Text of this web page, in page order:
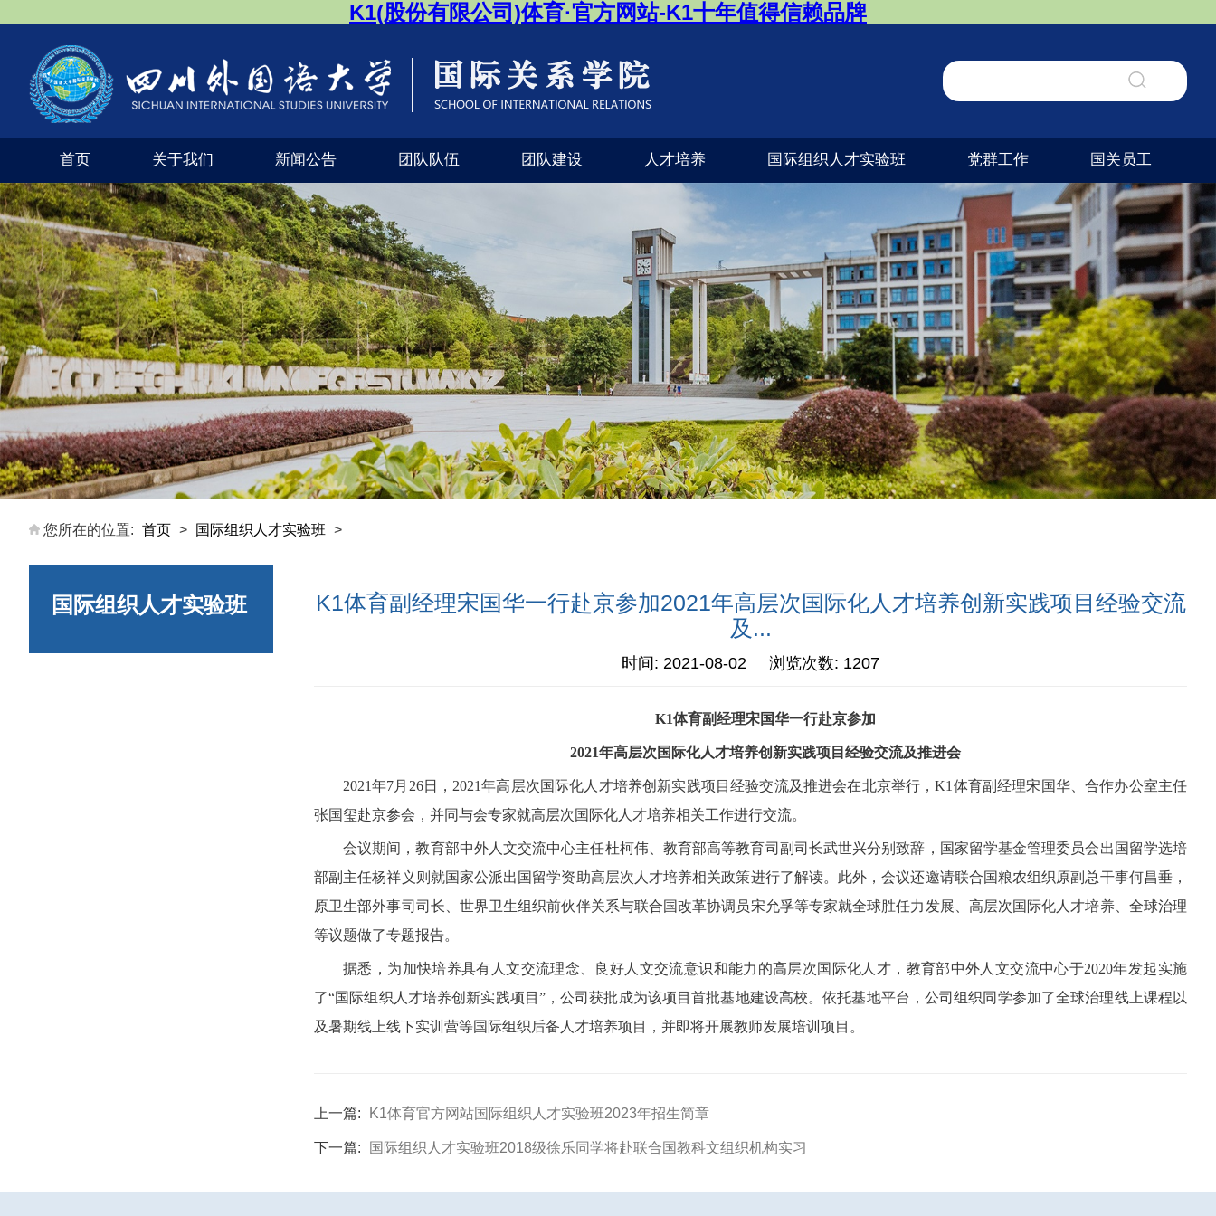
K1(股份有限公司)体育·官方网站-K1十年值得信赖品牌
首页 关于我们 新闻公告 团队队伍 团队建设 人才培养 国际组织人才实验班 党群工作 国关员工
公司风采 外交外事市级实验教学示范中心（K1体育官方网站）
您所在的位置: 首页 > 国际组织人才实验班 >
国际组织人才实验班
K1体育副经理宋国华一行赴京参加2021年高层次国际化人才培养创新实践项目经验交流
及...
时间: 2021-08-02 浏览次数: 1207
K1体育副经理宋国华一行赴京参加
2021年高层次国际化人才培养创新实践项目经验交流及推进会
2021年7月26日，2021年高层次国际化人才培养创新实践项目经验交流及推进会在北京举行，K1体育副经理宋国华、合作办公室主任
张国玺赴京参会，并同与会专家就高层次国际化人才培养相关工作进行交流。
会议期间，教育部中外人文交流中心主任杜柯伟、教育部高等教育司副司长武世兴分别致辞，国家留学基金管理委员会出国留学选培
部副主任杨祥义则就国家公派出国留学资助高层次人才培养相关政策进行了解读。此外，会议还邀请联合国粮农组织原副总干事何昌垂，
原卫生部外事司司长、世界卫生组织前伙伴关系与联合国改革协调员宋允孚等专家就全球胜任力发展、高层次国际化人才培养、全球治理
等议题做了专题报告。
据悉，为加快培养具有人文交流理念、良好人文交流意识和能力的高层次国际化人才，教育部中外人文交流中心于2020年发起实施
了“国际组织人才培养创新实践项目”，公司获批成为该项目首批基地建设高校。依托基地平台，公司组织同学参加了全球治理线上课程以
及暑期线上线下实训营等国际组织后备人才培养项目，并即将开展教师发展培训项目。
上一篇: K1体育官方网站国际组织人才实验班2023年招生简章
下一篇: 国际组织人才实验班2018级徐乐同学将赴联合国教科文组织机构实习